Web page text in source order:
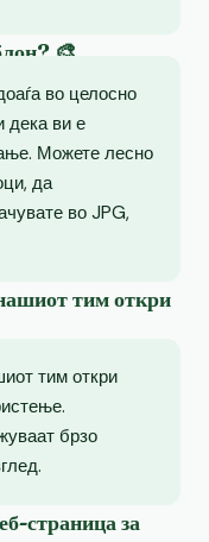
🎨
во целосно
дека ви е
Можете лесно
да
во JPG,
тим откри
тим откри
брзо
страница за